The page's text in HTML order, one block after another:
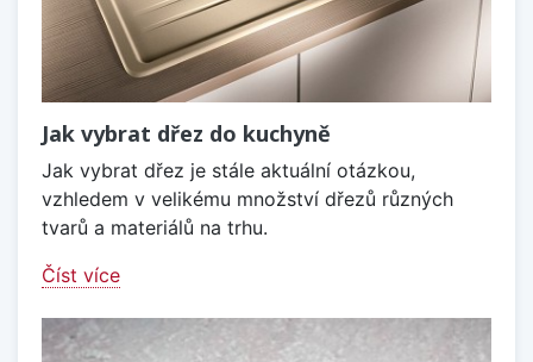
Jak vybrat dřez do kuchyně
Jak vybrat dřez je stále aktuální otázkou,
vzhledem v velikému množství dřezů různých
tvarů a materiálů na trhu.
Číst více